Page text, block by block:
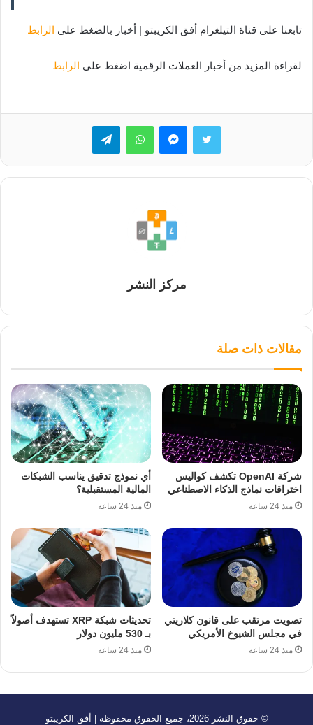
تابعنا على قناة التيلغرام أفق الكريبتو | أخبار بالضغط على الرابط
لقراءة المزيد من أخبار العملات الرقمية اضغط على الرابط
تويتر ماسنجرواتساب تيلقرام
مركز النشر
مقالات ذات صلة
شركة OpenAI تكشف كواليس
اختراقات نماذج الذكاء الاصطناعي
منذ 24 ساعة
أي نموذج تدقيق يناسب الشبكات
المالية المستقبلية؟
منذ 24 ساعة
تصويت مرتقب على قانون كلاريتي
في مجلس الشيوخ الأمريكي
منذ 24 ساعة
تحديثات شبكة XRP تستهدف أصولاً
بـ 530 مليون دولار
منذ 24 ساعة
© حقوق النشر 2026، جميع الحقوق محفوظة | أفق الكريبتو